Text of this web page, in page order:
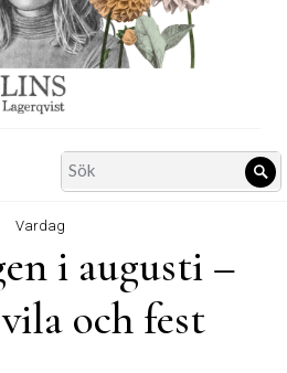
Search
for:
Vardag
i augusti –
och fest